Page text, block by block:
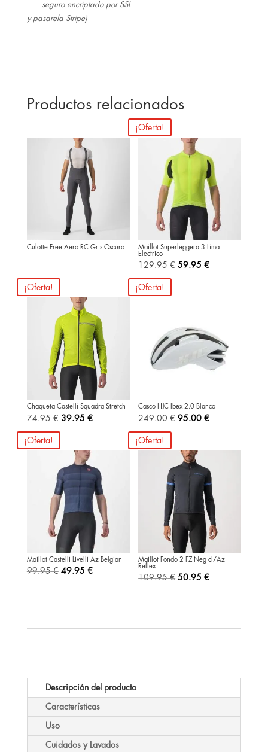
seguro encriptado por SSL
y pasarela Stripe)
Productos relacionados
Culotte Free Aero RC Gris Oscuro
¡Oferta!
Maillot Superleggera 3 Lima
Electrico
129.95 € El
129.95 €.
59.95 €El
¡Oferta!
Chaqueta Castelli Squadra Stretch
74.95 € El
precio
original
era:
74.95 €.
39.95 €El
39.95 €.
¡Oferta!
Casco HJC Ibex 2.0 Blanco
249.00 € El
era:
249.00 €.
95.00 €El
95.00 €.
¡Oferta!
Maillot Castelli Livelli Az Belgian
99.95 € El
49.95 €El
¡Oferta!
Maillot Fondo 2 FZ Neg cl/Az
Reflex
109.95 € El
50.95 €El
Descripción del producto
Características
Uso
Cuidados y Lavados